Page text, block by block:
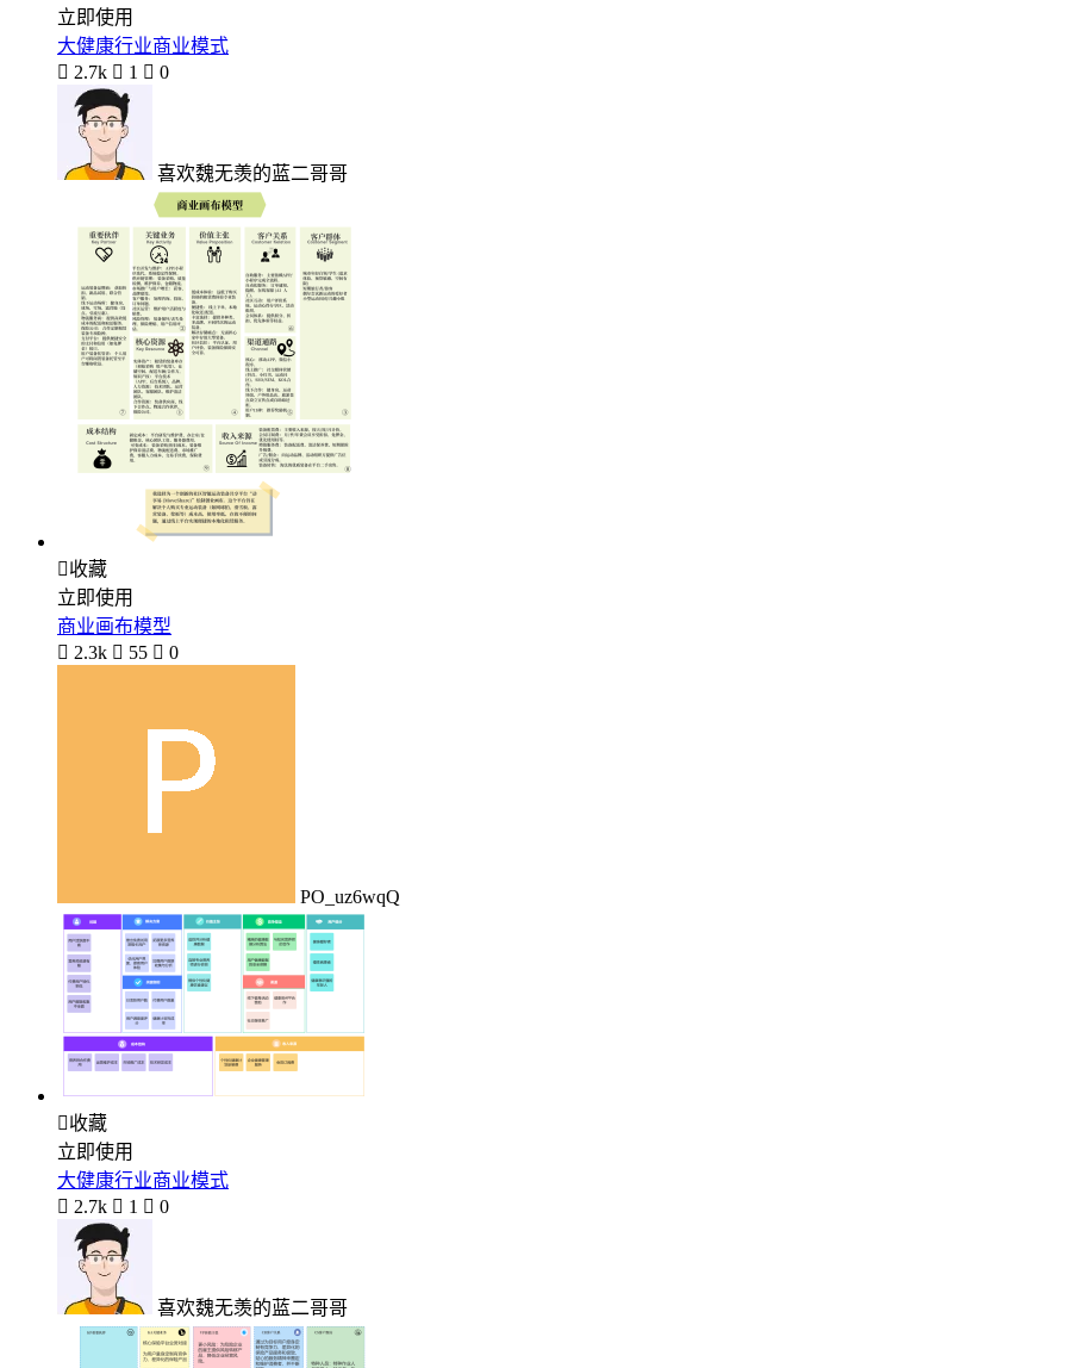
立即使用
大健康行业商业模式
 2.7k  1  0
喜欢魏无羡的蓝二哥哥
收藏
立即使用
商业画布模型
 2.3k  55  0
PO_uz6wqQ
收藏
立即使用
大健康行业商业模式
 2.7k  1  0
喜欢魏无羡的蓝二哥哥